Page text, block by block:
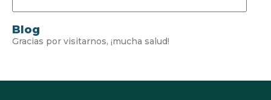
Blog
Gracias por visitarnos, ¡mucha salud!